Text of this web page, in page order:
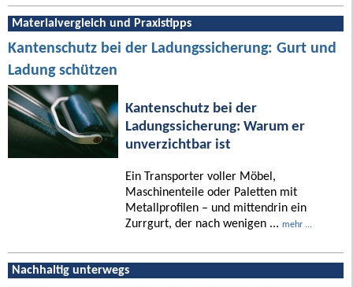
Materialvergleich und Praxistipps
Kantenschutz bei der Ladungssicherung: Gurt und
Ladung schützen
Kantenschutz bei der
Ladungssicherung: Warum er
unverzichtbar ist
Ein Transporter voller Möbel,
Maschinenteile oder Paletten mit
Metallprofilen – und mittendrin ein
Zurrgurt, der nach wenigen ... mehr ...
Nachhaltig unterwegs